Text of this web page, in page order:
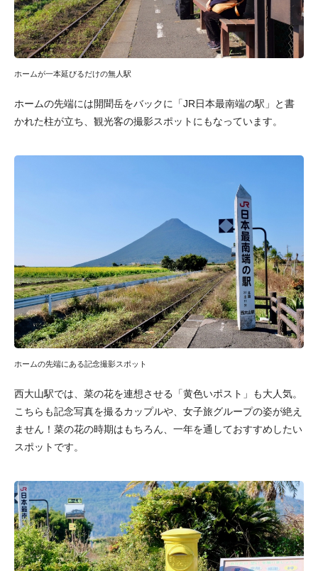
ホームが一本延びるだけの無人駅
ホームの先端には開聞岳をバックに「JR日本最南端の駅」と書
かれた柱が立ち、観光客の撮影スポットにもなっています。
ホームの先端にある記念撮影スポット
西大山駅では、菜の花を連想させる「黄色いポスト」も大人気。
こちらも記念写真を撮るカップルや、女子旅グループの姿が絶え
ません！菜の花の時期はもちろん、一年を通しておすすめしたい
スポットです。